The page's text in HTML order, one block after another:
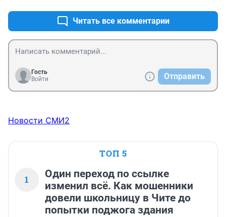
Читать все комментарии
Гость
Войти
Отправить
Новости СМИ2
ТОП 5
1
Один переход по ссылке
изменил всё. Как мошенники
довели школьницу в Чите до
попытки поджога здания